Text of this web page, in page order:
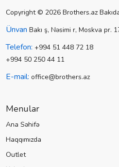
Copyright © 2026 Brothers.az
Ünvan Bakı ş, Nəsimi r, Moskva pr.
Telefon: +994 51 448 72 18
+994 50 250 44 11
E-mail: office@brothers.az
Menular
Ana Səhifə
Haqqımızda
Outlet